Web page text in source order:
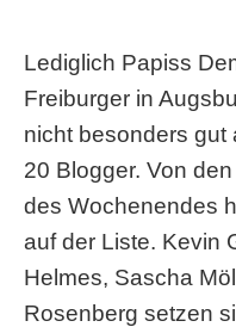
Lediglich Papiss
Freiburger in
nicht besonders gut
20 Blogger. Von
des Wochenendes
auf der Liste. Kevin
Helmes, Sascha
Rosenberg setzen